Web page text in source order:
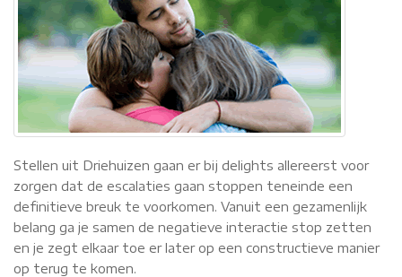
Stellen uit Driehuizen gaan er bij delights allereerst voor
zorgen dat de escalaties gaan stoppen teneinde een
definitieve breuk te voorkomen. Vanuit een gezamenlijk
belang ga je samen de negatieve interactie stop zetten
en je zegt elkaar toe er later op een constructieve manier
op terug te komen.